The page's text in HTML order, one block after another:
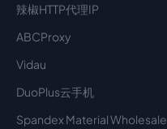
辣椒HTTP代理IP
ABCProxy
Vidau
DuoPlus云手机
Spandex Material Wholesale​